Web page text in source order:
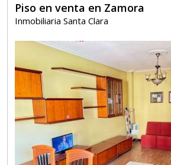
Piso en venta en Zamora
Inmobiliaria Santa Clara